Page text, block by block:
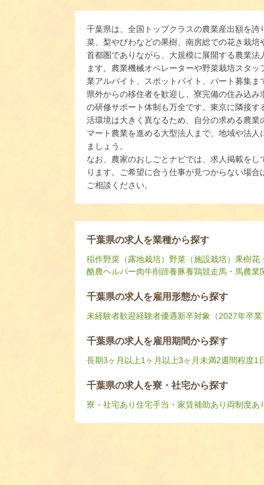
千葉県は、全国トップクラスの農業産出額を
菜、梨やびわなどの果樹、南房総での花き栽
首都圏でありながら、大規模に展開する農業
ます。農業機械オペレーターや野菜栽培スタ
業アルバイト、スポットバイト、パート募集ま
県外からの移住者を歓迎し、寮完備の住み込
の研修サポート体制も万全です。東京に隣接
活環境は大きく異なるため、自分の求める農
マート農業を進める大型法人まで、地域や法
ましょう。
なお、農家のおしごとナビでは、求人掲載を
ります。ご希望に合う仕事が見つからない場
ご相談ください。
千葉県の求人を業種から探す
稲作野菜（露地栽培） 野菜（施設栽培） 果樹花
酪農ヘルパー肉牛削蹄養豚養鶏競走馬・馬農業
千葉県の求人を雇用形態から探す
未経験者歓迎経験者優遇新卒対象（2027年卒業
千葉県の求人を雇用期間から探す
長期3ヶ月以上1ヶ月以上3ヶ月未満2週間程度1
千葉県の求人を寮・社宅から探す
寮・社宅あり住宅手当・家賃補助あり 両制度あ